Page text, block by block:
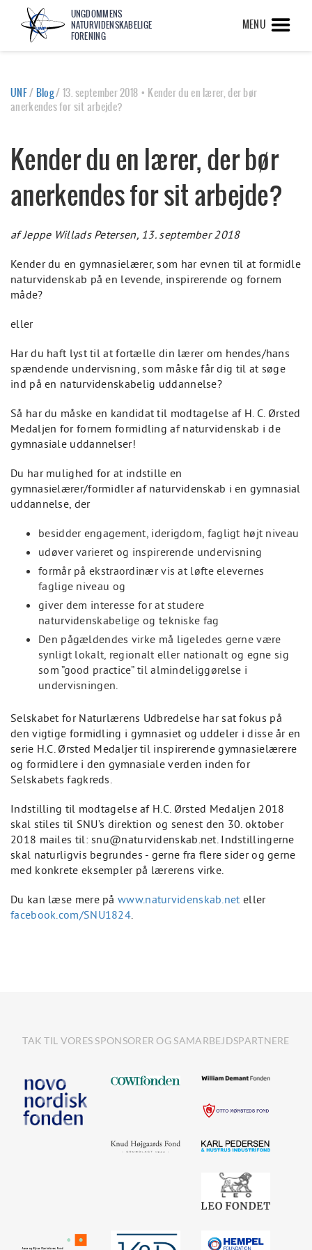
UNGDOMMENS
NATURVIDENSKABELIGE
FORENING
MENU
UNF/Blog/13. september 2018 • Kender du en lærer, der bør
anerkendes for sit arbejde?
Kender du en lærer, der bør
anerkendes for sit arbejde?
af Jeppe Willads Petersen, 13. september 2018
Kender du en gymnasielærer, som har evnen til at formidle
naturvidenskab på en levende, inspirerende og fornem
måde?
eller
Har du haft lyst til at fortælle din lærer om hendes/hans
spændende undervisning, som måske får dig til at søge
ind på en naturvidenskabelig uddannelse?
Så har du måske en kandidat til modtagelse af H. C. Ørsted
Medaljen for fornem formidling af naturvidenskab i de
gymnasiale uddannelser!
Du har mulighed for at indstille en
gymnasielærer/formidler af naturvidenskab i en gymnasial
uddannelse, der
besidder engagement, iderigdom, fagligt højt niveau
udøver varieret og inspirerende undervisning
formår på ekstraordinær vis at løfte elevernes
faglige niveau og
giver dem interesse for at studere
naturvidenskabelige og tekniske fag
Den pågældendes virke må ligeledes gerne være
synligt lokalt, regionalt eller nationalt og egne sig
som ”good practice” til almindeliggørelse i
undervisningen.
Selskabet for Naturlærens Udbredelse har sat fokus på
den vigtige formidling i gymnasiet og uddeler i disse år en
serie H.C. Ørsted Medaljer til inspirerende gymnasielærere
og formidlere i den gymnasiale verden inden for
Selskabets fagkreds.
Indstilling til modtagelse af H.C. Ørsted Medaljen 2018
skal stiles til SNU’s direktion og senest den 30. oktober
2018 mailes til: snu@naturvidenskab.net. Indstillingerne
skal naturligvis begrundes - gerne fra flere sider og gerne
med konkrete eksempler på lærerens virke.
Du kan læse mere påwww.naturvidenskab.net eller
facebook.com/SNU1824.
TAK TIL VORES SPONSORER OG SAMARBEJDSPARTNERE